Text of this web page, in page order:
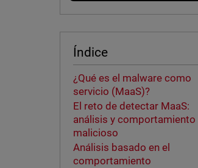
Índice
¿Qué es el malware como
servicio (MaaS)?
El reto de detectar MaaS:
análisis y comportamiento
malicioso
Análisis basado en el
comportamiento